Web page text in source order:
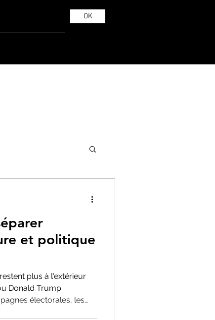
OK
et politique
plus à l'extérieur
Donald Trump
électorales, les